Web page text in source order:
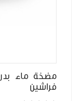
فراشين